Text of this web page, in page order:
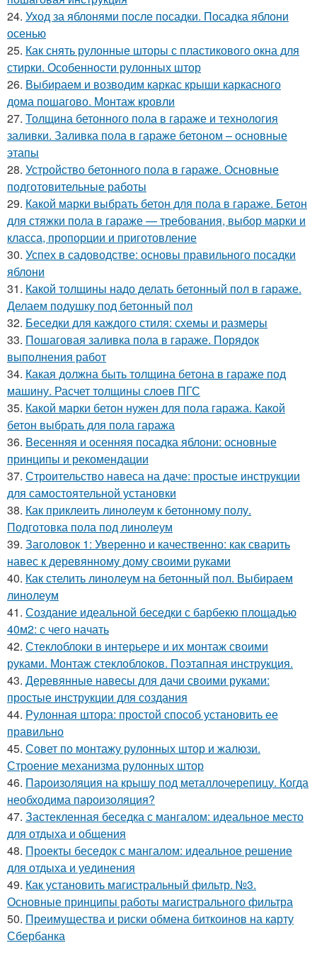
24. Уход за яблонями после посадки. Посадка яблони
осенью
25. Как снять рулонные шторы с пластикового окна для
стирки. Особенности рулонных штор
26. Выбираем и возводим каркас крыши каркасного
дома пошагово. Монтаж кровли
27. Толщина бетонного пола в гараже и технология
заливки. Заливка пола в гараже бетоном – основные
этапы
28. Устройство бетонного пола в гараже. Основные
подготовительные работы
29. Какой марки выбрать бетон для пола в гараже. Бетон
для стяжки пола в гараже — требования, выбор марки и
класса, пропорции и приготовление
30. Успех в садоводстве: основы правильного посадки
яблони
31. Какой толщины надо делать бетонный пол в гараже.
Делаем подушку под бетонный пол
32. Беседки для каждого стиля: схемы и размеры
33. Пошаговая заливка пола в гараже. Порядок
выполнения работ
34. Какая должна быть толщина бетона в гараже под
машину. Расчет толщины слоев ПГС
35. Какой марки бетон нужен для пола гаража. Какой
бетон выбрать для пола гаража
36. Весенняя и осенняя посадка яблони: основные
принципы и рекомендации
37. Строительство навеса на даче: простые инструкции
для самостоятельной установки
38. Как приклеить линолеум к бетонному полу.
Подготовка пола под линолеум
39. Заголовок 1: Уверенно и качественно: как сварить
навес к деревянному дому своими руками
40. Как стелить линолеум на бетонный пол. Выбираем
линолеум
41. Создание идеальной беседки с барбекю площадью
40м2: с чего начать
42. Стеклоблоки в интерьере и их монтаж своими
руками. Монтаж стеклоблоков. Поэтапная инструкция.
43. Деревянные навесы для дачи своими руками:
простые инструкции для создания
44. Рулонная штора: простой способ установить ее
правильно
45. Совет по монтажу рулонных штор и жалюзи.
Строение механизма рулонных штор
46. Пароизоляция на крышу под металлочерепицу. Когда
необходима пароизоляция?
47. Застекленная беседка с мангалом: идеальное место
для отдыха и общения
48. Проекты беседок с мангалом: идеальное решение
для отдыха и уединения
49. Как установить магистральный фильтр. №3.
Основные принципы работы магистрального фильтра
50. Преимущества и риски обмена биткоинов на карту
Сбербанка